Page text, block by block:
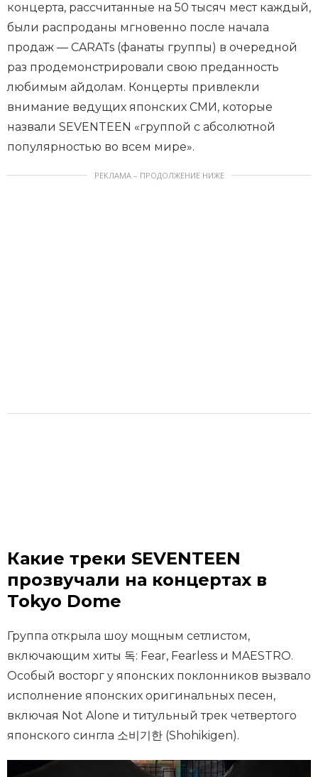
концерта, рассчитанные на 50 тысяч мест каждый,
были распроданы мгновенно после начала
продаж — CARATs (фанаты группы) в очередной
раз продемонстрировали свою преданность
любимым айдолам. Концерты привлекли
внимание ведущих японских СМИ, которые
назвали SEVENTEEN «группой с абсолютной
популярностью во всем мире».
РЕКЛАМА – ПРОДОЛЖЕНИЕ НИЖЕ
Какие треки SEVENTEEN
прозвучали на концертах в
Tokyo Dome
Группа открыла шоу мощным сетлистом,
включающим хиты 독: Fear, Fearless и MAESTRO.
Особый восторг у японских поклонников вызвало
исполнение японских оригинальных песен,
включая Not Alone и титульный трек четвертого
японского сингла 소비기한 (Shohikigen).